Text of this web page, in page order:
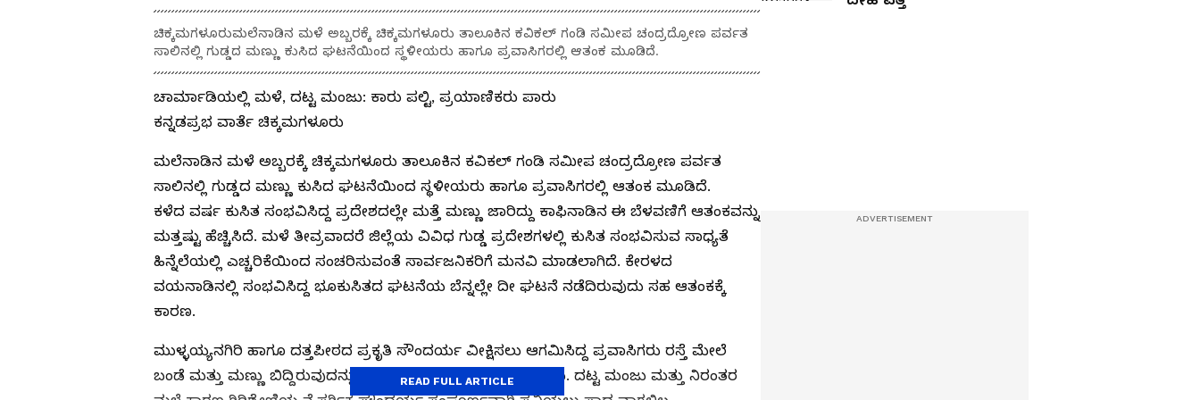
ಚಿಕ್ಕಮಗಳೂರುಮಲೆನಾಡಿನ ಮಳೆ ಅಬ್ಬರಕ್ಕೆ ಚಿಕ್ಕಮಗಳೂರು ತಾಲೂಕಿನ ಕವಿಕಲ್ ಗಂಡಿ ಸಮೀಪ ಚಂದ್ರದ್ರೋಣ ಪರ್ವತ
ಸಾಲಿನಲ್ಲಿ ಗುಡ್ಡದ ಮಣ್ಣು ಕುಸಿದ ಘಟನೆಯಿಂದ ಸ್ಥಳೀಯರು ಹಾಗೂ ಪ್ರವಾಸಿಗರಲ್ಲಿ ಆತಂಕ ಮೂಡಿದೆ.
ಚಾರ್ಮಾಡಿಯಲ್ಲಿ ಮಳೆ, ದಟ್ಟ ಮಂಜು: ಕಾರು ಪಲ್ಟಿ, ಪ್ರಯಾಣಿಕರು ಪಾರು
ಕನ್ನಡಪ್ರಭ ವಾರ್ತೆ ಚಿಕ್ಕಮಗಳೂರು
ಮಲೆನಾಡಿನ ಮಳೆ ಅಬ್ಬರಕ್ಕೆ ಚಿಕ್ಕಮಗಳೂರು ತಾಲೂಕಿನ ಕವಿಕಲ್ ಗಂಡಿ ಸಮೀಪ ಚಂದ್ರದ್ರೋಣ ಪರ್ವತ
ಸಾಲಿನಲ್ಲಿ ಗುಡ್ಡದ ಮಣ್ಣು ಕುಸಿದ ಘಟನೆಯಿಂದ ಸ್ಥಳೀಯರು ಹಾಗೂ ಪ್ರವಾಸಿಗರಲ್ಲಿ ಆತಂಕ ಮೂಡಿದೆ.
ಕಳೆದ ವರ್ಷ ಕುಸಿತ ಸಂಭವಿಸಿದ್ದ ಪ್ರದೇಶದಲ್ಲೇ ಮತ್ತೆ ಮಣ್ಣು ಜಾರಿದ್ದು ಕಾಫಿನಾಡಿನ ಈ ಬೆಳವಣಿಗೆ ಆತಂಕವನ್ನು
ಮತ್ತಷ್ಟು ಹೆಚ್ಚಿಸಿದೆ. ಮಳೆ ತೀವ್ರವಾದರೆ ಜಿಲ್ಲೆಯ ವಿವಿಧ ಗುಡ್ಡ ಪ್ರದೇಶಗಳಲ್ಲಿ ಕುಸಿತ ಸಂಭವಿಸುವ ಸಾಧ್ಯತೆ
ಹಿನ್ನೆಲೆಯಲ್ಲಿ ಎಚ್ಚರಿಕೆಯಿಂದ ಸಂಚರಿಸುವಂತೆ ಸಾರ್ವಜನಿಕರಿಗೆ ಮನವಿ ಮಾಡಲಾಗಿದೆ. ಕೇರಳದ
ವಯನಾಡಿನಲ್ಲಿ ಸಂಭವಿಸಿದ್ದ ಭೂಕುಸಿತದ ಘಟನೆಯ ಬೆನ್ನಲ್ಲೇ ದೀ ಘಟನೆ ನಡೆದಿರುವುದು ಸಹ ಆತಂಕಕ್ಕೆ
ಕಾರಣ.
ಮುಳ್ಳಯ್ಯನಗಿರಿ ಹಾಗೂ ದತ್ತಪೀಠದ ಪ್ರಕೃತಿ ಸೌಂದರ್ಯ ವೀಕ್ಷಿಸಲು ಆಗಮಿಸಿದ್ದ ಪ್ರವಾಸಿಗರು ರಸ್ತೆ ಮೇಲೆ
ಬಂಡೆ ಮತ್ತು ಮಣ್ಣು ಬಿದ್ದಿರುವುದನ್ನು ಕಂಡು ಕೆಲಕಾಲ ಆತಂಕಕ್ಕೊಳಗಾದರು. ದಟ್ಟ ಮಂಜು ಮತ್ತು ನಿರಂತರ
READ FULL ARTICLE